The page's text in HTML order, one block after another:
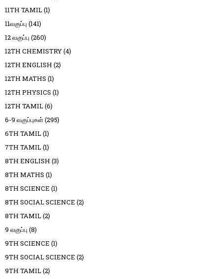
11TH TAMIL(1)
11வகுப்பு (141)
12 வகுப்பு (260)
12TH CHEMISTRY(4)
12TH ENGLISH (2)
12TH MATHS (1)
12TH PHYSICS (1)
12TH TAMIL(6)
6-9 வகுப்புகள்(295)
6TH TAMIL(1)
7TH TAMIL(1)
8TH ENGLISH (3)
8TH MATHS (1)
8TH SCIENCE (1)
8TH SOCIAL SCIENCE (2)
8TH TAMIL(2)
9 வகுப்பு (8)
9TH SCIENCE (1)
9TH SOCIAL SCIENCE (2)
9TH TAMIL(2)